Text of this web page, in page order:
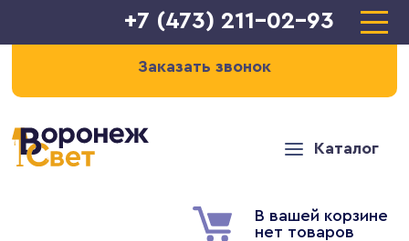
+7 (473) 211-02-93
Заказать звонок
Каталог
В вашей корзине
нет товаров